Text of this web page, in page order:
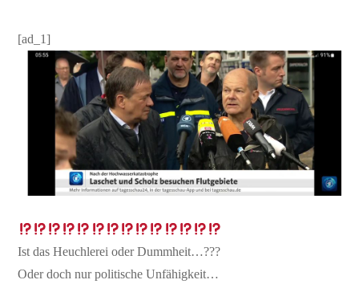
[ad_1]
Ist das Heuchlerei oder Dummheit…???
Oder doch nur politische Unfähigkeit…